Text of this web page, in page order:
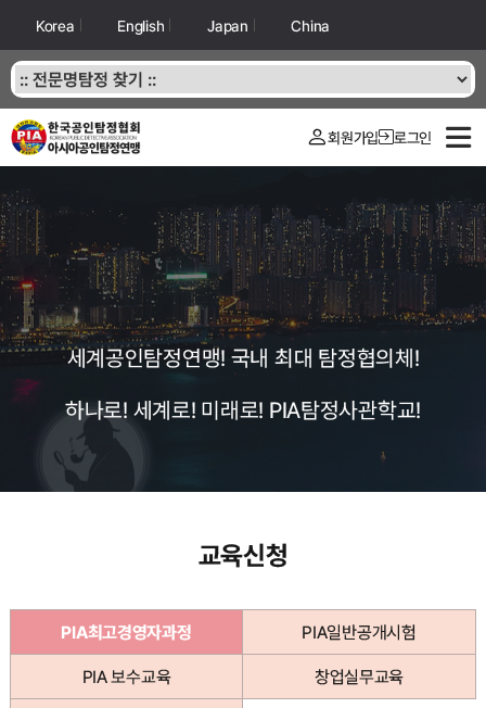
Korea English Japan China
회원가입 로그인
세계공인탐정연맹! 국내 최대 탐정협의체!
하나로! 세계로! 미래로! PIA탐정사관학교!
교육신청
PIA최고경영자과정 PIA일반공개시험
PIA 보수교육 창업실무교육